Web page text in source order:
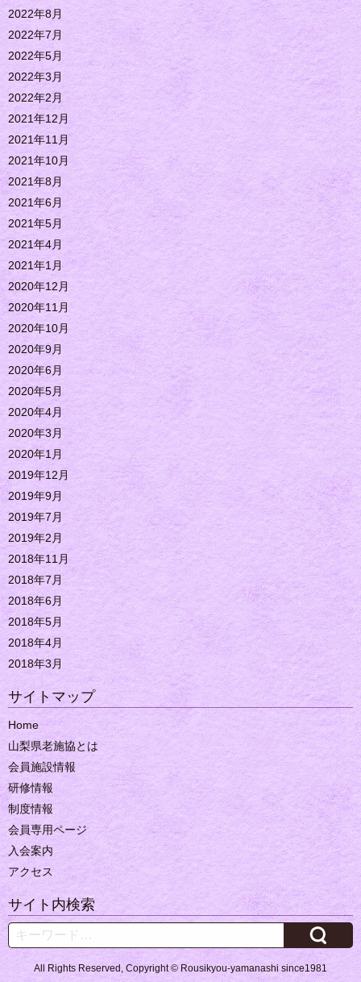
2022年8月
2022年7月
2022年5月
2022年3月
2022年2月
2021年12月
2021年11月
2021年10月
2021年8月
2021年6月
2021年5月
2021年4月
2021年1月
2020年12月
2020年11月
2020年10月
2020年9月
2020年6月
2020年5月
2020年4月
2020年3月
2020年1月
2019年12月
2019年9月
2019年7月
2019年2月
2018年11月
2018年7月
2018年6月
2018年5月
2018年4月
2018年3月
サイトマップ
Home
山梨県老施協とは
会員施設情報
研修情報
制度情報
会員専用ページ
入会案内
アクセス
サイト内検索
Search
All Rights Reserved, Copyright © Rousikyou-yamanashi since1981